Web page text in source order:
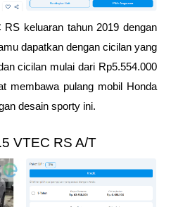
RS keluaran tahun 2019 dengan
dapatkan dengan cicilan yang
cicilan mulai dari Rp5.554.000
membawa pulang mobil Honda
desain sporty ini.
VTEC RS A/T